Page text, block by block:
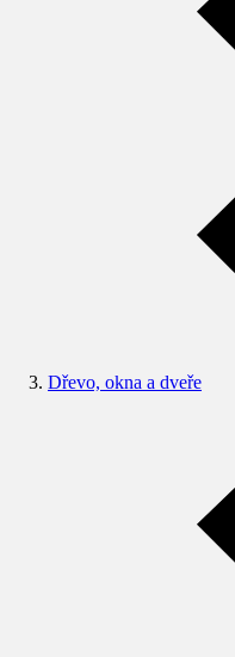
Dřevo, okna a dveře